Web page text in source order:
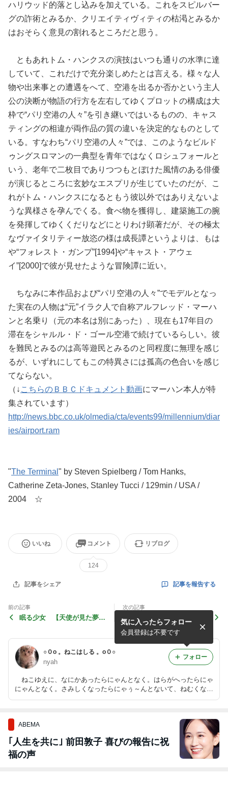
ハリウッド的落とし込みを加えている。これをスピルバー
グの詐術とみるか、クリエイティヴィティの枯渇とみるか
はおそらく意見の割れるところだと思う。
ともあれトム・ハンクスの演技はいつも通りの水準に達
していて、これだけで充分楽しめたとは言える。様々な人
物や出来事との遭遇をへて、空港を出るか否かという主人
公の決断が物語の行方を左右してゆくプロットの構成は大
枠で“パリ空港の人々”を引き継いではいるものの、キャス
ティングの相違が両作品の質の違いを決定的なものとして
いる。すなわち“パリ空港の人々”では、このようなビルド
ゥングスロマンの一典型を青年ではなくロシュフォールと
いう、老年で二枚目でありつつもとぼけた風情のある俳優
が演じるところに玄妙なエスプリが生じていたのだが、こ
れがトム・ハンクスになるともう彼以外ではありえないよ
うな異様さを孕んでくる。食べ物を獲得し、建築施工の腕
を発揮してゆくくだりなどにとりわけ顕著だが、その極太
なヴァイタリティー放恣の様は成長譚というよりは、もは
や“フォレスト・ガンプ”[1994]や“キャスト・アウェ
イ”[2000]で彼が見せたような冒険譚に近い。
ちなみに本作品および“パリ空港の人々”でモデルとなっ
た実在の人物は“元”イラク人で自称アルフレッド・マーハ
ンと名乗り（元の本名は別にあった）、現在も17年目の
滞在をシャルル・ド・ゴール空港で続けているらしい。彼
を難民とみるのは高等遊民とみるのと同程度に無理を感じ
るが、いずれにしてもこの特異さには孤高の色合いを感じ
てならない。
（↓ こちらのＢＢＣドキュメント動画にマーハン本人が特
集されています）
http://news.bbc.co.uk/olmedia/cta/events99/millennium/diar
ies/airport.ram
"The Terminal " by Steven Spielberg / Tom Hanks,
Catherine Zeta-Jones, Stanley Tucci / 129min / USA /
2004 ☆
いいね コメント
124
リブログ
記事をシェア 記事を報告する
前の記事
眠る少女 【天使が見た夢】
次の記事
抗いて遠 【レセ･パセ 自
由への通行許可証】 ベルト
ラン･タヴェルニエ [Fr'02]
○０o 。ねこはしる 。o０○
nyah
ねこゆえに、なにかあったらにゃんとなく。はらがへったらにゃ
にゃんとなく。さみしくなったらにゃぅ～んとないて、ねむくなっ
たらまっすぐねむる。そこはしっかり、徹底する。 とりあえずは
気に入ったらフォロー
会員登録は不要です
フォロー
ABEMA
｢人生を共に｣ 前田敦子 喜びの報告に祝
福の声